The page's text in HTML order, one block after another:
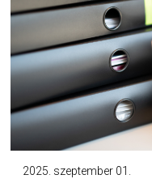
2025. szeptember 01.